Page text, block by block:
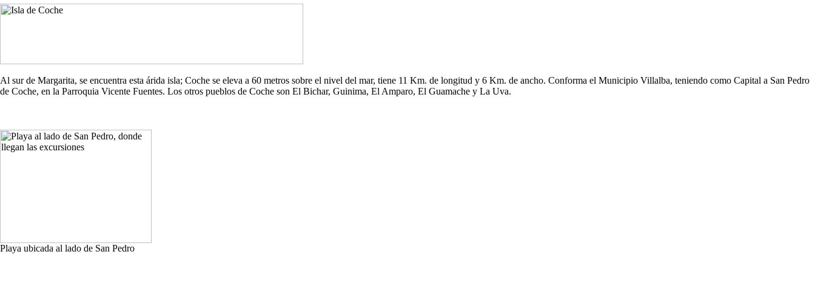
Al sur de Margarita, se encuentra esta árida isla; Coche se eleva a 60 metros sobre el nivel del mar, tiene 11 Km. de longitud y 6 Km. de ancho. Conforma el Municipio Villalba, teniendo como Capital a San Pedro
de Coche, en la Parroquia Vicente Fuentes. Los otros pueblos de Coche son El Bichar, Guinima, El Amparo, El Guamache y La Uva.
Playa ubicada al lado de San Pedro